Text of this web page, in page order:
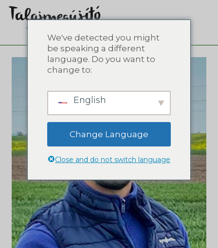
We've detected you might
be speaking a different
language. Do you want to
change to:
English
Change Language
Close and do not switch language